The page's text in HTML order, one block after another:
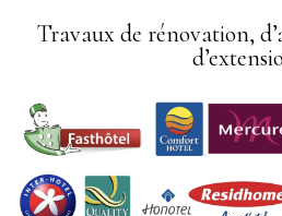
Travaux de rénovation,